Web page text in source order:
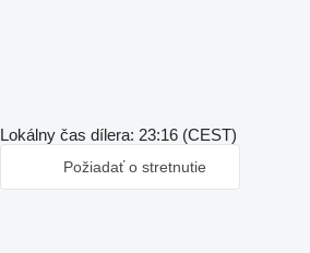
Lokálny čas dílera: 23:16 (CEST)
Požiadať o stretnutie